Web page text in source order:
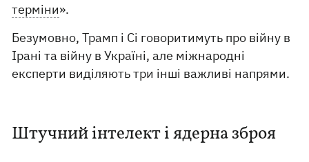
терміни».
Безумовно, Трамп і Сі говоритимуть про війну в
Ірані та війну в Україні, але міжнародні
експерти виділяють три інші важливі напрями.
Штучний інтелект і ядерна зброя